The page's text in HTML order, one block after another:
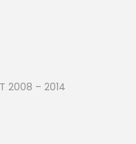
2008 – 2014